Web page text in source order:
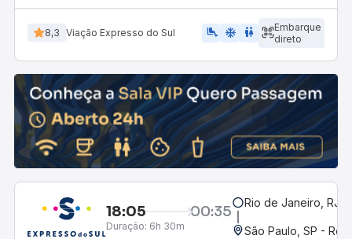
8,3 Viação Expresso do Sul airline_seat_legroom_extra ac_unit wc
Embarque
direto
18:05 00:35
Duração: 6h 30m
Rio de Janeiro, RJ -
São Paulo, SP -